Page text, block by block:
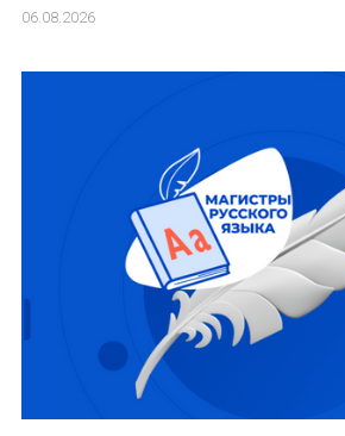
НОВОСТИ
КОНГРЕССЫ
XIV КОНГРЕСС МАПРЯЛ
XV КОНГРЕСС МАПРЯЛ
XVI КОНГРЕСС МАПРЯЛ
РУССКИЙ ЯЗЫК В МИРЕ
ПРОЕКТЫ
06.08.2026